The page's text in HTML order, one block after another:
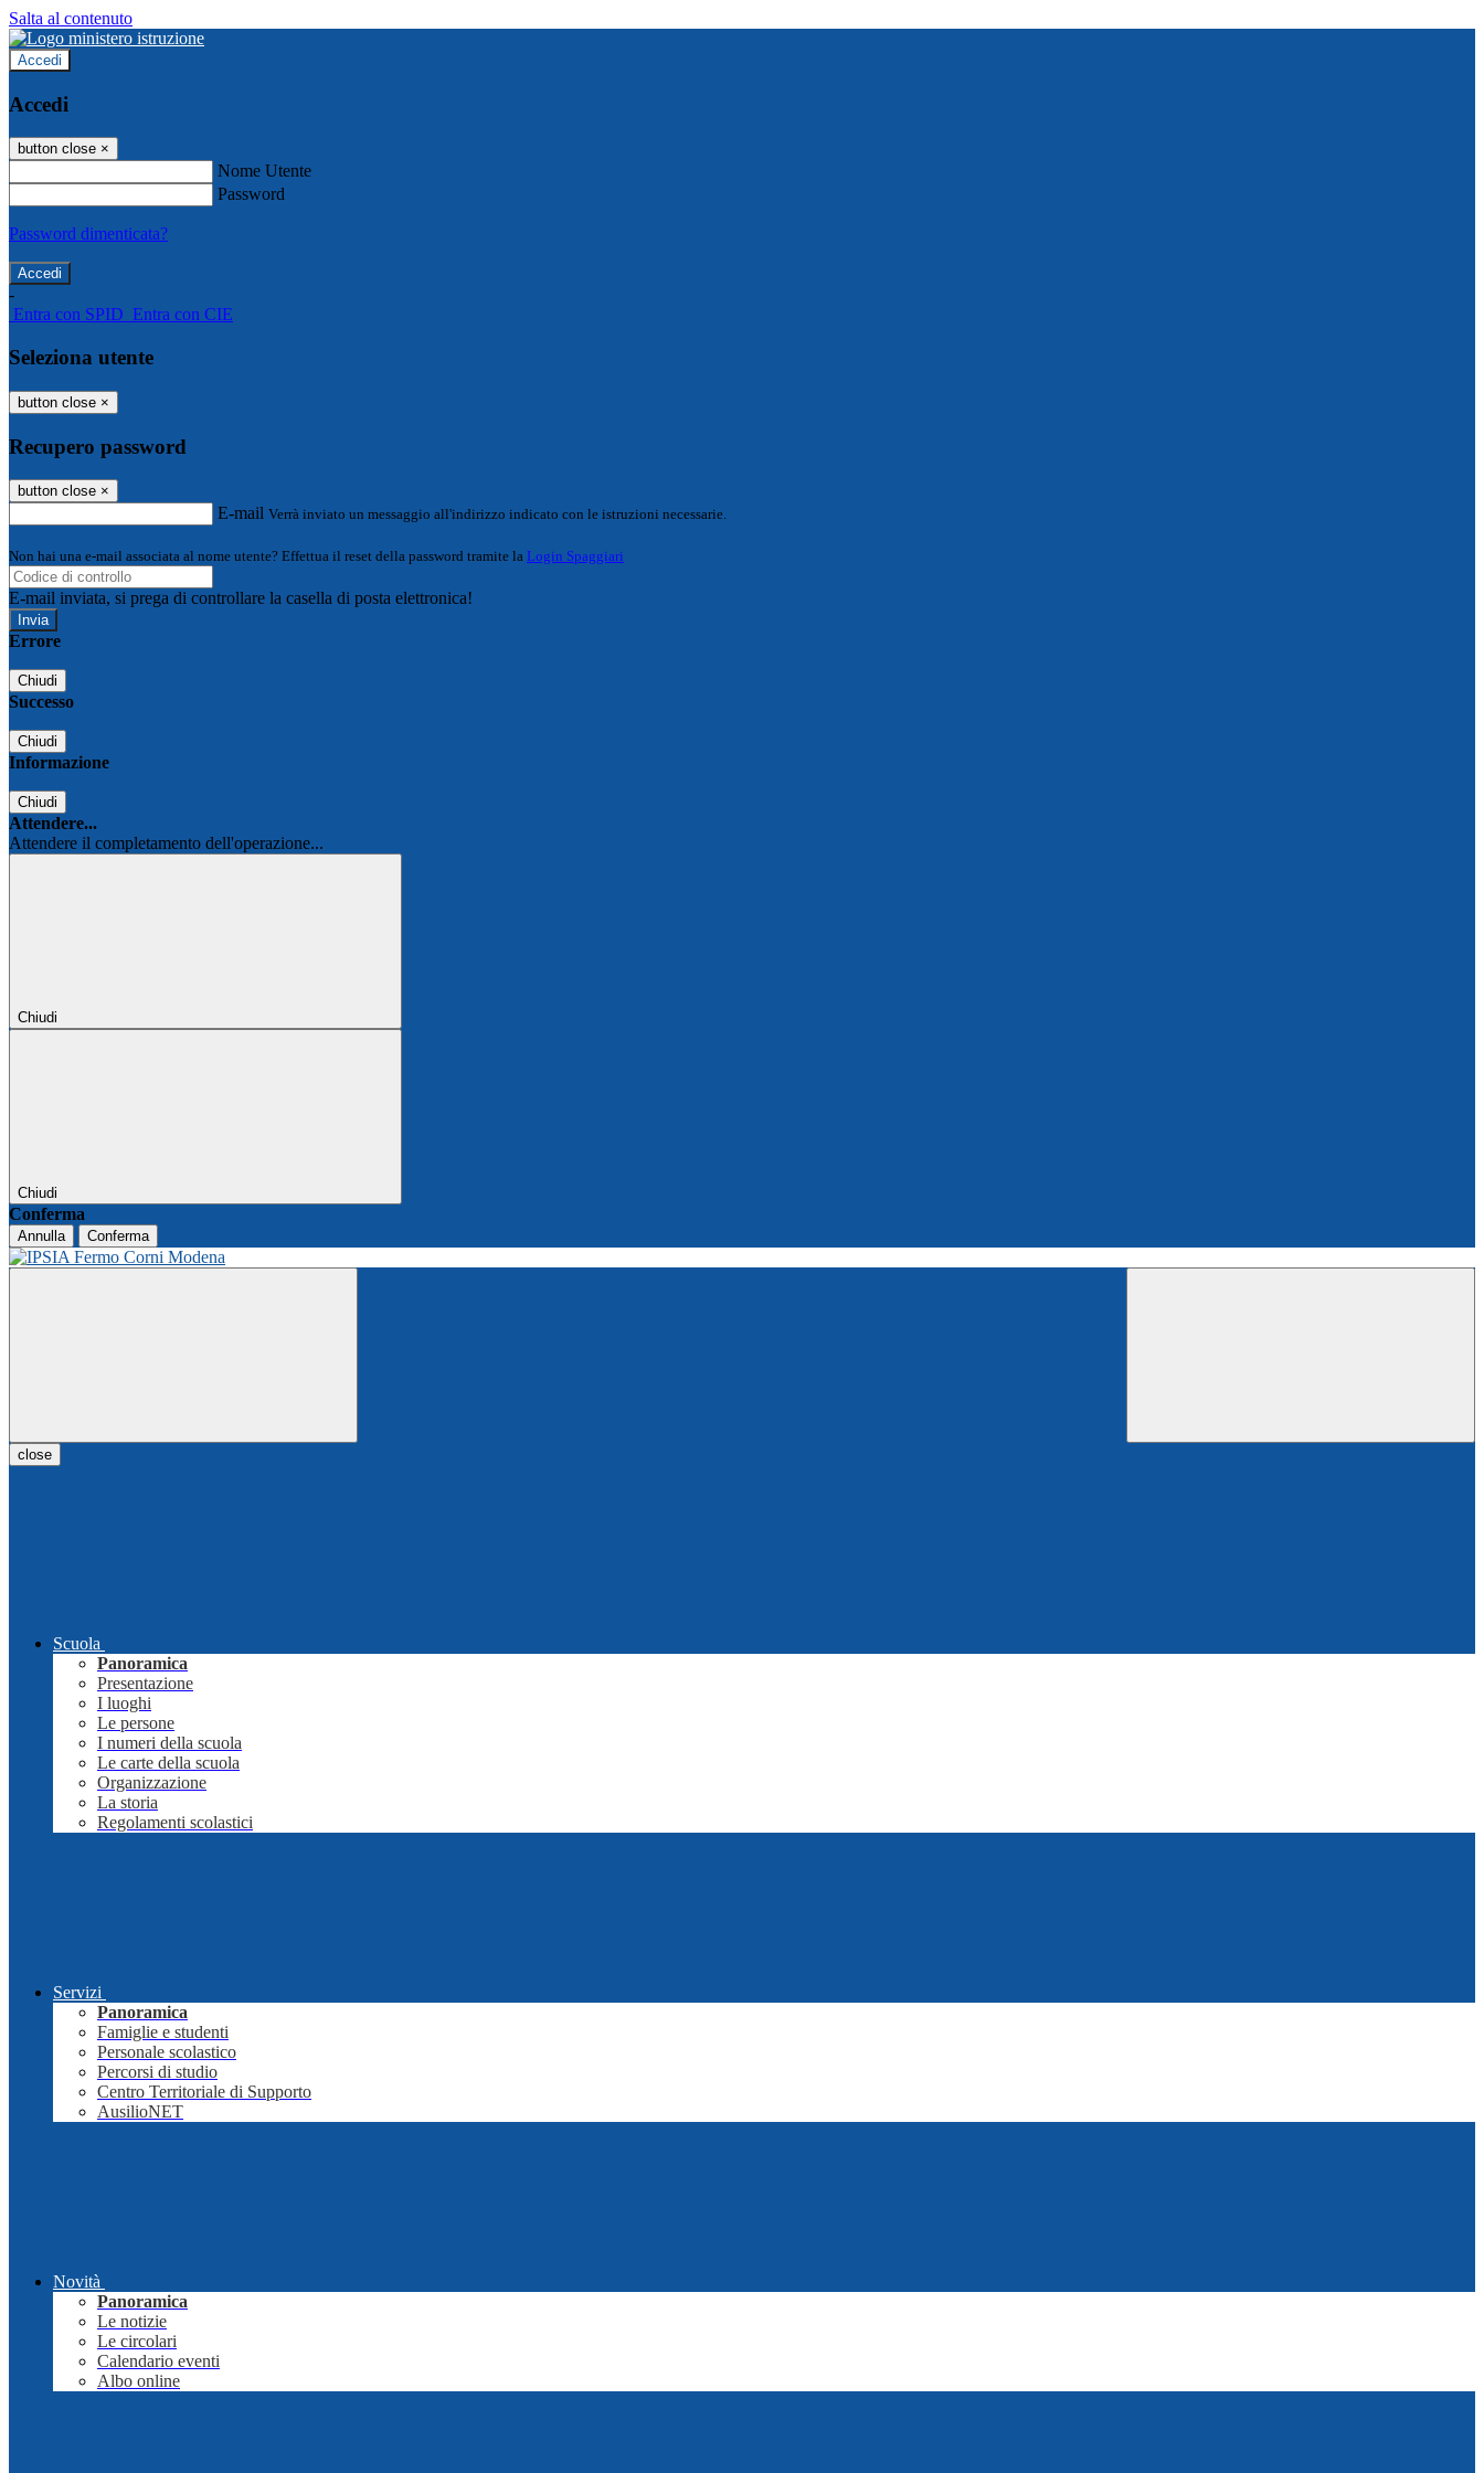
Salta al contenuto
Accedi
Accedi
button close ×
Nome Utente
Password
Password dimenticata?
-
Entra con SPID Entra con CIE
Seleziona utente
button close ×
Recupero password
button close ×
E-mail Verrà inviato un messaggio all'indirizzo indicato con le istruzioni necessarie.
Non hai una e-mail associata al nome utente? Effettua il reset della password tramite la Login Spaggiari
E-mail inviata, si prega di controllare la casella di posta elettronica!
Errore
Chiudi
Successo
Chiudi
Informazione
Chiudi
Attendere...
Attendere il completamento dell'operazione...
Chiudi
Chiudi
Conferma
Annulla Conferma
close
Scuola
Panoramica
Presentazione
I luoghi
Le persone
I numeri della scuola
Le carte della scuola
Organizzazione
La storia
Regolamenti scolastici
Servizi
Panoramica
Famiglie e studenti
Personale scolastico
Percorsi di studio
Centro Territoriale di Supporto
AusilioNET
Novità
Panoramica
Le notizie
Le circolari
Calendario eventi
Albo online